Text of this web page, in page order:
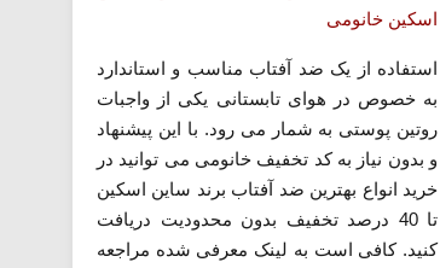
اسکین خانومی
استفاده از یک ضد آفتاب مناسب و استاندارد
به خصوص در هوای تابستانی یکی از واجبات
روتین پوستی به شمار می رود. با این پیشنهاد
و بدون نیاز به کد تخفیف خانومی می توانید در
خرید انواع بهترین ضد آفتاب برند ساین اسکین
تا 40 درصد تخفیف بدون محدودیت دریافت
کنید. کافی است به لینک معرفی شده مراجعه